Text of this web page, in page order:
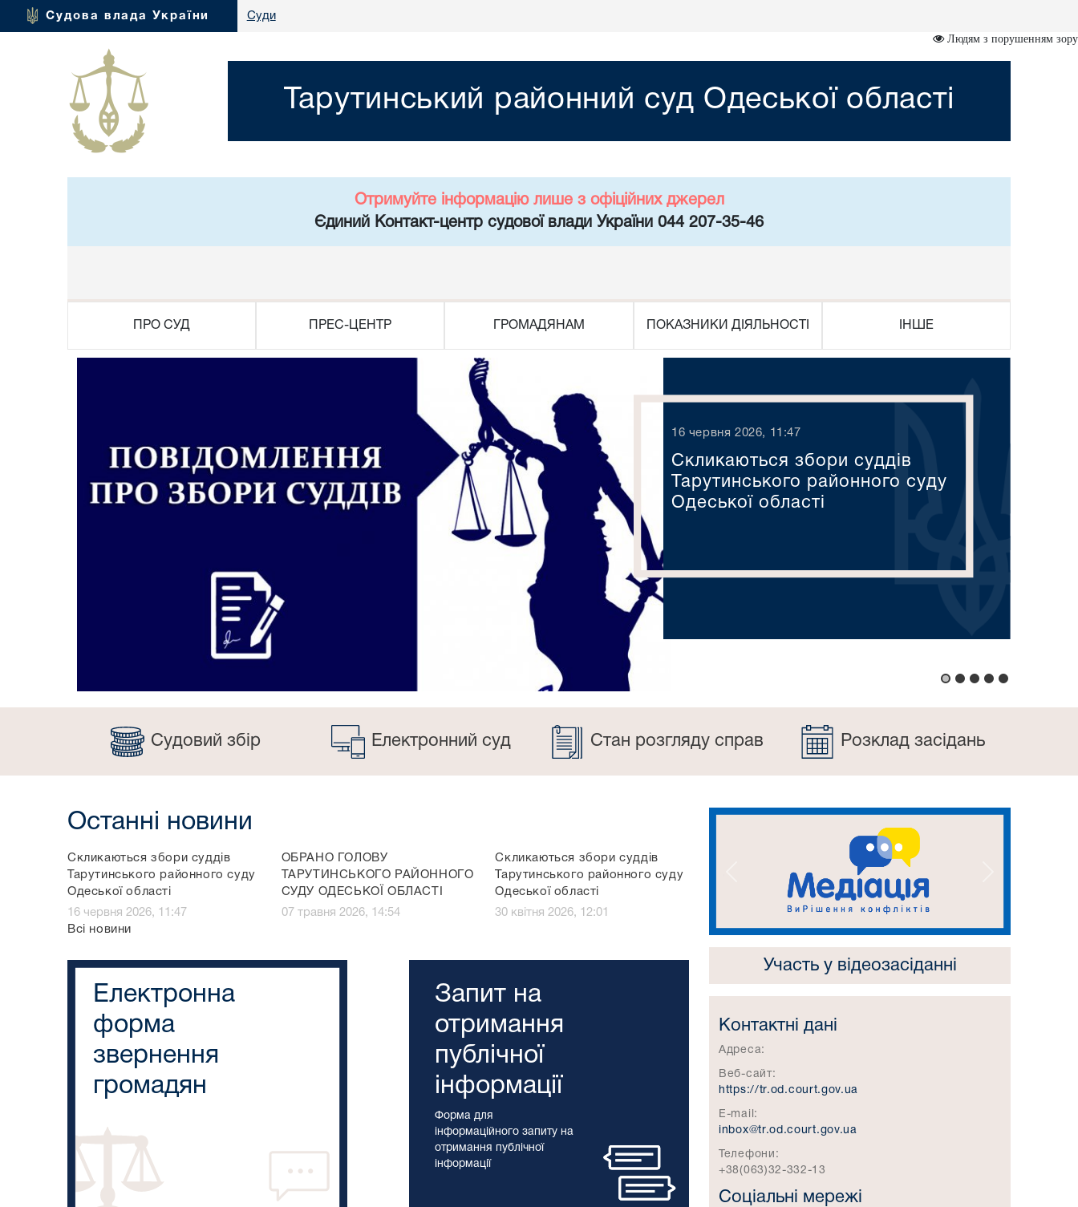
Судова влада України Суди
Людям з порушенням зору
Тарутинський районний суд Одеської області
Отримуйте інформацію лише з офіційних джерел
Єдиний Контакт-центр судової влади України 044 207-35-46
ПРО СУД ПРЕС-ЦЕНТР ГРОМАДЯНАМ ПОКАЗНИКИ ДІЯЛЬНОСТІ ІНШЕ
16 червня 2026, 11:47
Скликаються збори суддів
Тарутинського районного суду
Одеської області
Судовий збір Електронний суд Стан розгляду справ Розклад засідань
Останні новини
Скликаються збори суддів
Тарутинського районного суду
Одеської області
16 червня 2026, 11:47
ОБРАНО ГОЛОВУ
ТАРУТИНСЬКОГО РАЙОННОГО
СУДУ ОДЕСЬКОЇ ОБЛАСТІ
07 травня 2026, 14:54
Скликаються збори суддів
Тарутинського районного суду
Одеської області
30 квітня 2026, 12:01
Всі новини
Електронна
форма
звернення
громадян
Запит на
отримання
публічної
інформації
Форма для
інформаційного запиту на
отримання публічної
інформації
Попередній
Участь у відеозасіданні
Контактні дані
Адреса:
Веб-сайт:
https://tr.od.court.gov.ua
E-mail:
inbox@tr.od.court.gov.ua
Телефони:
+38(063)32-332-13
Соціальні мережі